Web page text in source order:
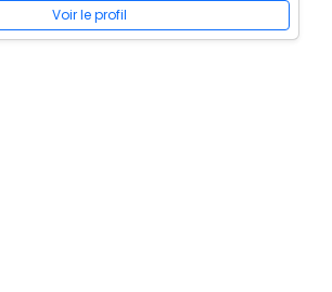
Voir le profil